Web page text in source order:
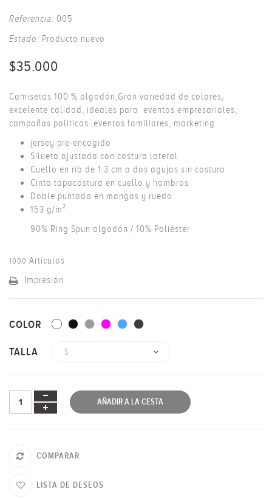
Referencia: 005
Estado: Producto nuevo
$35.000
Camisetas 100 % algodón,Gran variedad de colores,
excelente calidad, ideales para eventos empresariales,
campañas politicas ,eventos familiares, marketing.
jersey pre-encogido
Silueta ajustada con costura lateral
Cuello en rib de 1.3 cm a dos agujas sin costura
Cinta tapacostura en cuello y hombros
Doble puntada en mangas y ruedo
153 g/m²
90% Ring Spun algodón / 10% Poliéster
1000 Artículos
Impresión
COLOR
TALLA
AÑADIR A LA CESTA
COMPARAR
LISTA DE DESEOS